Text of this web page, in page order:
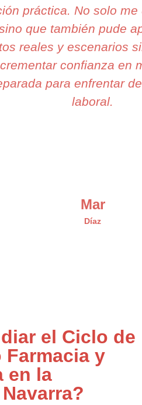
práctica. No solo
que también pude
reales y escenarios
confianza en
para enfrentar
laboral.
Mar
Díaz
el Ciclo de
Farmacia y
en la